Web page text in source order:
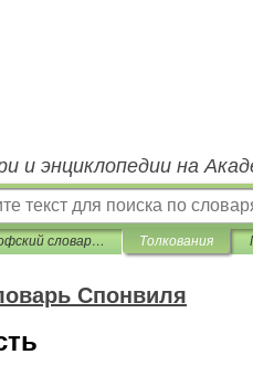
и энциклопедии на
Философский словарь Спонвиля Толкования
Спонвиля